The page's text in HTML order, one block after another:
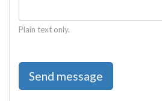
Plain text only.